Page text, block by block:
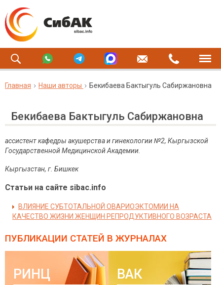
Главная Наши авторы Бекибаева Бактыгуль Сабиржановна
Бекибаева Бактыгуль Сабиржановна
ассистент кафедры акушерства и гинекологии №2, Кыргызской
Государственной Медицинской Академии.
Кыргызстан, г. Бишкек
Статьи на сайте sibac.info
ВЛИЯНИЕ СУБТОТАЛЬНОЙ ОВАРИОЭКТОМИИ НА
КАЧЕСТВО ЖИЗНИ ЖЕНЩИН РЕПРОДУКТИВНОГО ВОЗРАСТА
ПУБЛИКАЦИИ СТАТЕЙ В ЖУРНАЛАХ
РИНЦ ВАК